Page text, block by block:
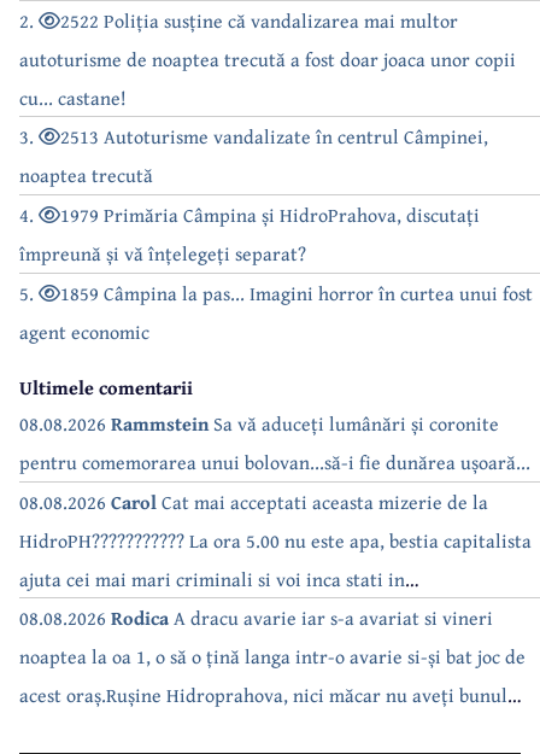
2.
2522 Poliția susține că vandalizarea mai multor
autoturisme de noaptea trecută a fost doar joaca unor copii
cu... castane!
3.
2513 Autoturisme vandalizate în centrul Câmpinei,
noaptea trecută
4.
1979 Primăria Câmpina și HidroPrahova, discutați
împreună și vă înțelegeți separat?
5.
1859 Câmpina la pas... Imagini horror în curtea unui fost
agent economic
Ultimele comentarii
08.08.2026 RammsteinSa vă aduceți lumânări și coronite
pentru comemorarea unui bolovan...să-i fie dunărea ușoară...
08.08.2026 CarolCat mai acceptati aceasta mizerie de la
HidroPH??????????? La ora 5.00 nu este apa, bestia capitalista
ajuta cei mai mari criminali si voi inca stati in
case???????????????
08.08.2026 RodicaA dracu avarie iar s-a avariat si vineri
noaptea la oa 1, o să o țină langa intr-o avarie si-și bat joc de
acest oraș.Rușine Hidroprahova, nici măcar nu aveți bunul